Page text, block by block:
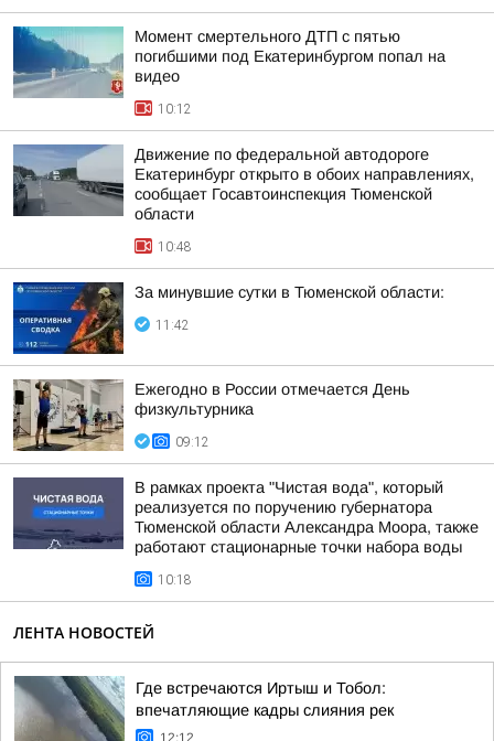
Момент смертельного ДТП с пятью
погибшими под Екатеринбургом попал на
видео
10:12
Движение по федеральной автодороге
Екатеринбург открыто в обоих направлениях,
сообщает Госавтоинспекция Тюменской
области
10:48
За минувшие сутки в Тюменской области:
11:42
Ежегодно в России отмечается День
физкультурника
09:12
В рамках проекта "Чистая вода", который
реализуется по поручению губернатора
Тюменской области Александра Моора, также
работают стационарные точки набора воды
10:18
ЛЕНТА НОВОСТЕЙ
Где встречаются Иртыш и Тобол:
впечатляющие кадры слияния рек
12:12